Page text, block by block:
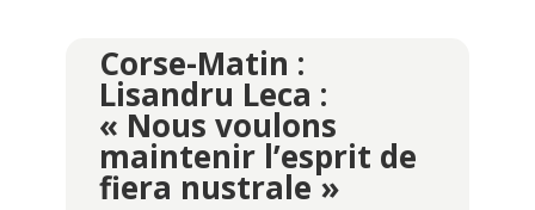
Corse-Matin :
Lisandru Leca :
« Nous voulons
maintenir l’esprit de
fiera nustrale »